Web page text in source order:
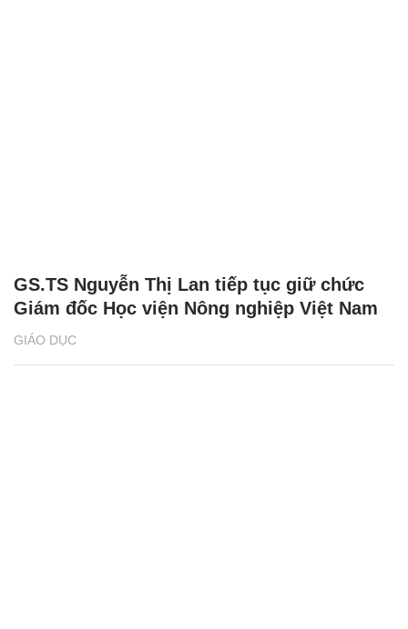
GIÁO DỤC
GS.TS Nguyễn Thị Lan tiếp tục giữ chức
Giám đốc Học viện Nông nghiệp Việt Nam